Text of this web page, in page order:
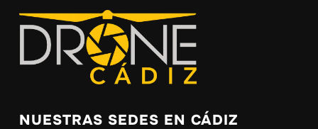
NUESTRAS SEDES EN CÁDIZ